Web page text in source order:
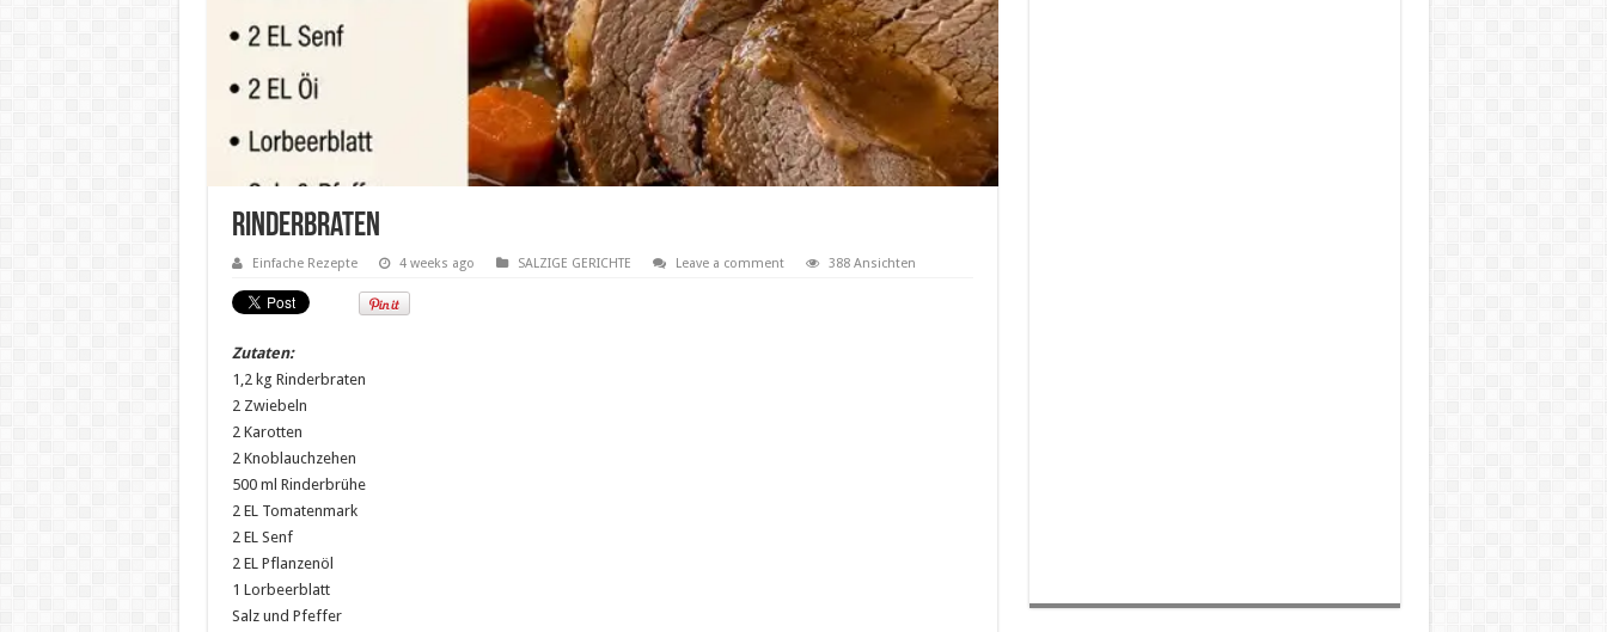
Rinderbraten
Einfache Rezepte 4 weeks ago SALZIGE GERICHTE Leave a comment 388 Ansichten
Zutaten:
1,2 kg Rinderbraten
2 Zwiebeln
2 Karotten
2 Knoblauchzehen
500 ml Rinderbrühe
2 EL Tomatenmark
2 EL Senf
2 EL Pflanzenöl
1 Lorbeerblatt
Salz und Pfeffer